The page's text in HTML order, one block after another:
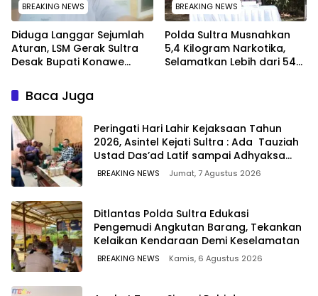
BREAKING NEWS
Diduga Langgar Sejumlah
Aturan, LSM Gerak Sultra
Desak Bupati Konawe
Toronipa
BREAKING NEWS
Polda Sultra Musnahkan
5,4 Kilogram Narkotika,
Selamatkan Lebih dari 54
Baca Juga
Peringati Hari Lahir Kejaksaan Tahun
2026, Asintel Kejati Sultra : Ada Tauziah
Ustad Das’ad Latif sampai Adhyaksa
Run
BREAKING NEWS Jumat, 7 Agustus 2026
Ditlantas Polda Sultra Edukasi
Pengemudi Angkutan Barang, Tekankan
Kelaikan Kendaraan Demi Keselamatan
BREAKING NEWS Kamis, 6 Agustus 2026